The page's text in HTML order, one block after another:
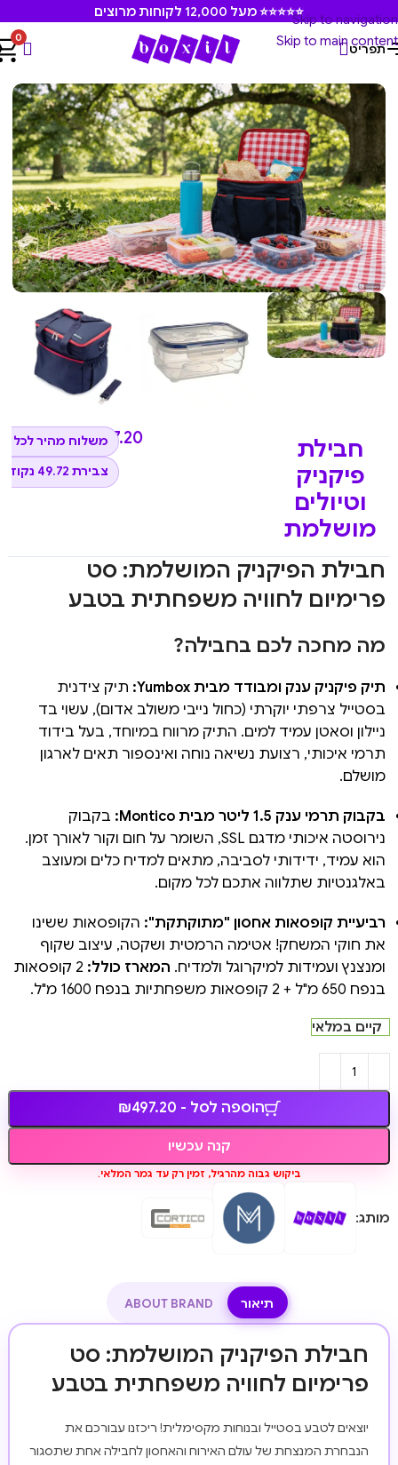
Skip to navigation
Skip to main content
⭐⭐⭐⭐⭐ מעל 12,000 לקוחות מרוצים
תפריט
0
עמוד הבית
חבילת
פיקניק
וטיולים
מושלמת
₪497.20משלוח מהיר לכל
צבירת 49.72 נקודות
חבילת הפיקניק המושלמת: סט
פרימיום לחוויה משפחתית בטבע
מה מחכה לכם בחבילה?
תיק פיקניק ענק ומבודד מבית Yumbox:
תיק צידנית
בסטייל צרפתי יוקרתי (כחול נייבי משולב אדום), עשוי בד
ניילון וסאטן עמיד למים. התיק מרווח במיוחד, בעל בידוד
תרמי איכותי, רצועת נשיאה נוחה ואינספור תאים לארגון
מושלם.
בקבוק תרמי ענק 1.5 ליטר מבית Montico:
בקבוק
נירוסטה איכותי מדגם SSL, השומר על חום וקור לאורך זמן.
הוא עמיד, ידידותי לסביבה, מתאים למדיח כלים ומעוצב
באלגנטיות שתלווה אתכם לכל מקום.
רביעיית קופסאות אחסון "מתוקתקת": הקופסאות ששינו
את חוקי המשחק! אטימה הרמטית ושקטה, עיצוב שקוף
ומנצנץ ועמידות למיקרוגל ולמדיח. המארז כולל:
2 קופסאות
בנפח 650 מ"ל + 2 קופסאות משפחתיות בנפח 1600 מ"ל.
קיים במלאי
הוספה לסל - ₪497.20
קנה עכשיו
ביקוש גבוה מהרגיל, זמין רק עד גמר המלאי.
מותג:
תיאור ABOUT BRAND
חבילת הפיקניק המושלמת: סט
פרימיום לחוויה משפחתית בטבע
יוצאים לטבע בסטייל ובנוחות מקסימלית! ריכזנו עבורכם את
הנבחרת המנצחת של עולם האירוח והאחסון לחבילה אחת שתסגור